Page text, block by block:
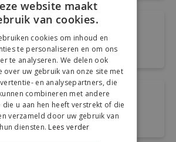
ons via
naar de winkel
link naar Google Maps
website maakt
van cookies.
cookies om inhoud en
te personaliseren en om ons
te analyseren. We delen ook
over uw gebruik van onze site met
en analysepartners, die
combineren met andere
u aan hen heeft verstrekt of die
verzameld door uw gebruik van
hun diensten. Lees verder